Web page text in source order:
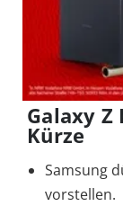
Galaxy Z
Kürze
Samsung
vorstellen.